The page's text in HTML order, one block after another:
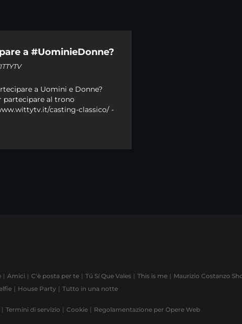
a #UominieDonne?
a Uomini e Donne?
partecipare al trono
casting-classico/ -
Amici C'è posta per te Tú Sí Que Vales This is me Maurizio Costanzo
House Party Tutto in una notte
Termini di servizio Cookie Regolamentazione per Opere Web